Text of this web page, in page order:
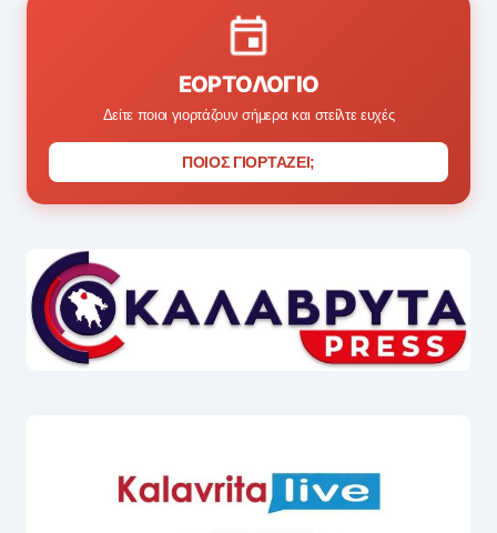
ΕΟΡΤΟΛΌΓΙΟ
Δείτε ποιοι γιορτάζουν σήμερα και στείλτε ευχές
ΠΟΙΟΣ ΓΙΟΡΤΑΖΕΙ;